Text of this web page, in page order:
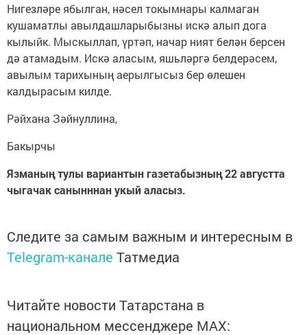
Нигезләре ябылган, нәсел токымнары калмаган
кушаматлы авылдашларыбызны искә алып дога
кылыйк. Мыскыллап, үртәп, начар ният белән берсен
дә атамадым. Искә аласым, яшьләргә белдерәсем,
авылым тарихының аерылгысыз бер өлешен
калдырасым килде.
Рәйхана Зәйнуллина,
Бакырчы
Язманың тулы вариантын газетабызның 22 августта
чыгачак санынннан укый аласыз.
Следите за самым важным и интересным в
Telegram-канале Татмедиа
Читайте новости Татарстана в
национальном мессенджере MАХ: